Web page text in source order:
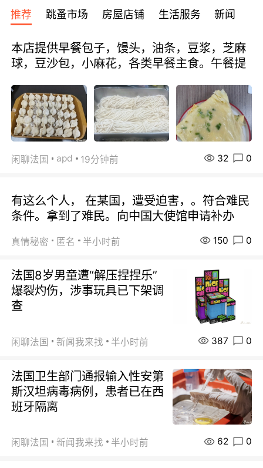
宾馆 108欧/天起
全程756欧/位
欧/天起 ~包拼房
每周铁发！
推荐 跳蚤市场 房屋店铺 生活服务 新闻
本店提供早餐包子，馒头，油条，豆浆，芝麻
球，豆沙包，小麻花，各类早餐主食。午餐提
闲聊法国 apd 19分钟前 32 0
有这么个人， 在某国，遭受迫害，。符合难民
条件。拿到了难民。向中国大使馆申请补办
真情秘密 匿名 半小时前 150 0
法国8岁男童遭“解压捏捏乐”
爆裂灼伤，涉事玩具已下架调
查
闲聊法国 新闻我来找 半小时前 387 0
法国卫生部门通报输入性安第
斯汉坦病毒病例，患者已在西
班牙隔离
闲聊法国 新闻我来找 半小时前 62 0